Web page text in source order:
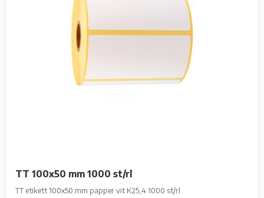
TT 100x50 mm 1000 st/rl
TT etikett 100x50 mm papper vit K25,4 1000 st/rl